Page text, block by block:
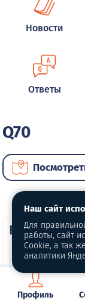
Новости
Ответы
Q70
ВИП
Профиль
Наш сайт
Для
работы, сайт
Cookie, а так
аналитики